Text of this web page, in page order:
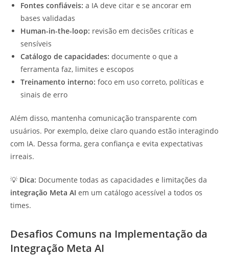
Fontes confiáveis: a IA deve citar e se ancorar em
bases validadas
Human-in-the-loop: revisão em decisões críticas e
sensíveis
Catálogo de capacidades: documente o que a
ferramenta faz, limites e escopos
Treinamento interno: foco em uso correto, políticas e
sinais de erro
Além disso, mantenha comunicação transparente com
usuários. Por exemplo, deixe claro quando estão interagindo
com IA. Dessa forma, gera confiança e evita expectativas
irreais.
💡 Dica: Documente todas as capacidades e limitações da
integração Meta AI em um catálogo acessível a todos os
times.
Desafios Comuns na Implementação da
Integração Meta AI